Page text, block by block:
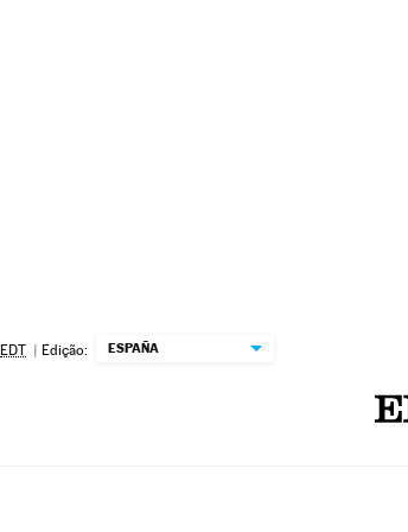
EDT | Edição: ESPAÑA